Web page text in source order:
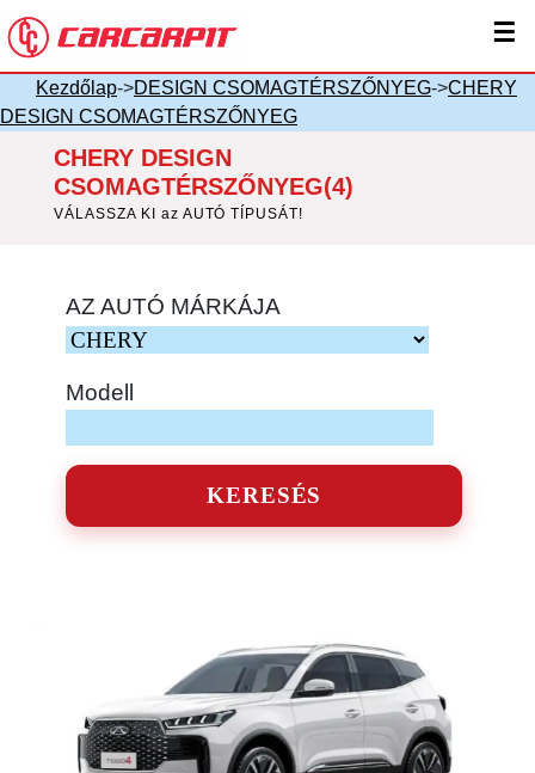
☰
Kezdőlap->DESIGN CSOMAGTÉRSZŐNYEG->CHERY
DESIGN CSOMAGTÉRSZŐNYEG
CHERY DESIGN
CSOMAGTÉRSZŐNYEG(4)
VÁLASSZA KI az AUTÓ TÍPUSÁT!
AZ AUTÓ MÁRKÁJA
Modell
KERESÉS